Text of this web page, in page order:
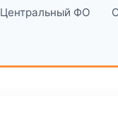
Центральный ФО